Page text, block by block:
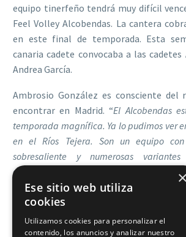
equipo tinerfeño tendrá muy difícil
Feel Volley Alcobendas. La cantera
en este final de temporada. Esta
canaria cadete convocaba a las
Andrea García.
Ambrosio González es consciente del
encontrar en Madrid. “El Alcobendas
temporada magnífica. Ya lo pudimos ver
en el Ríos Tejera. Son un equipo
sobresaliente y numerosas
entrenador tinerfeño espera
partidos “dando la cara hasta el último
a cada partido con la intención de
para el siguiente encuentro como
temporada”.
×
Ese sitio web utiliza
cookies
Utilizamos cookies para personalizar el
contenido, los anuncios y analizar nuestro